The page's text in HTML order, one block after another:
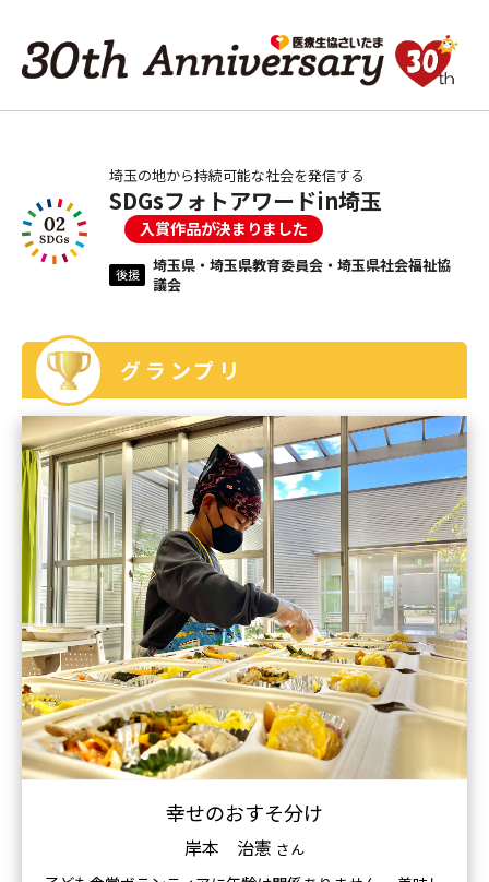
埼玉の地から持続可能な社会を発信する
SDGsフォトアワードin埼玉
入賞作品が決まりました
後援
埼玉県・埼玉県教育委員会・埼玉県社会福祉協
議会
グランプリ
幸せのおすそ分け
岸本 治憲 さん